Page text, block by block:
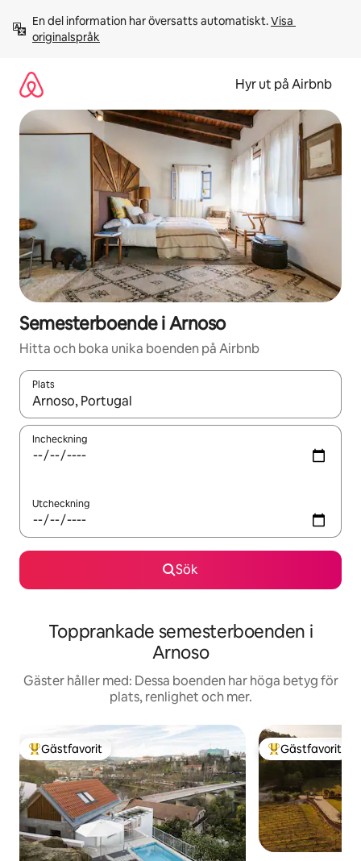
innehåll
En del information har översatts automatiskt. Visa
originalspråk
Hyr ut på Airbnb
Semesterboende i Arnoso
Hitta och boka unika boenden på Airbnb
Plats
När resultaten är tillgängliga kan du navigera med upp- och
Incheckning
Utcheckning
Sök
Topprankade semesterboenden i
Arnoso
Gäster håller med: Dessa boenden har höga betyg för
plats, renlighet och mer.
Populär gästfavorit
Gästfavorit Populär
Gästfavorit